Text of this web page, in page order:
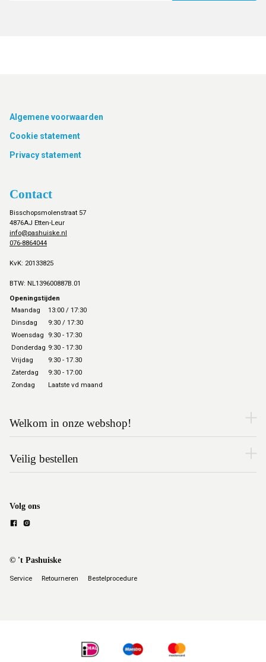
Footer
Algemene voorwaarden
Cookie statement
Privacy statement
Contact
Bisschopsmolenstraat 57
4876AJ Etten-Leur
info@pashuiske.nl
076-8864044
KvK: 20133825
BTW: NL139600887B.01
Openingstijden
Maandag
13:00 / 17:30
Dinsdag
9:30 / 17:30
Woensdag
9:30 - 17:30
Donderdag 9:30 - 17:30
Vrijdag
9:30 - 17.30
Zaterdag
9:30 - 17:00
Zondag
Laatste vd maand
Welkom in onze webshop!
Veilig bestellen
Volg ons
© 't Pashuiske
Service Retourneren Bestelprocedure